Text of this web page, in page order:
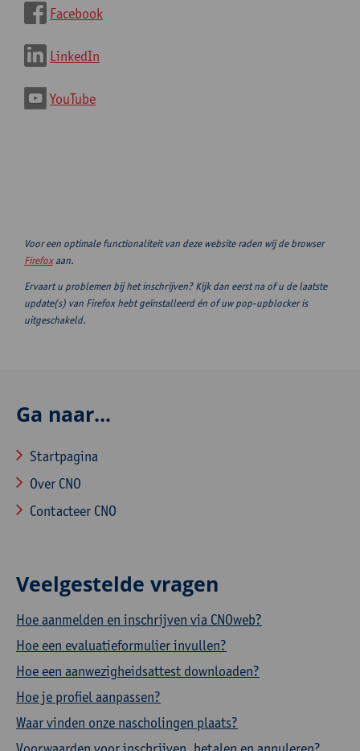
Facebook
LinkedIn
YouTube
Voor een optimale functionaliteit van deze website raden wij de browser
Firefoxaan.
Ervaart u problemen bij het inschrijven? Kijk dan eerst na of u de laatste
update(s) van Firefox hebt geïnstalleerd én of uw pop-upblocker is
uitgeschakeld.
Ga naar...
Startpagina
Over CNO
Contacteer CNO
Veelgestelde vragen
Hoe aanmelden en inschrijven via CNOweb?
Hoe een evaluatieformulier invullen?
Hoe een aanwezigheidsattest downloaden?
Hoe je profiel aanpassen?
Waar vinden onze nascholingen plaats?